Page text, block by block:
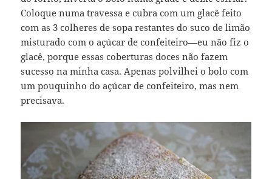
Coloque numa travessa e cubra com um glacê feito
com as 3 colheres de sopa restantes do suco de limão
misturado com o açúcar de confeiteiro—eu não fiz o
glacê, porque essas coberturas doces não fazem
sucesso na minha casa. Apenas polvilhei o bolo com
um pouquinho do açúcar de confeiteiro, mas nem
precisava.